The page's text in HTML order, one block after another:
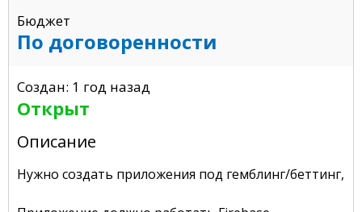
Бюджет
По договоренности
Создан: 1 год назад
Открыт
Описание
Нужно создать приложения под гемблинг/беттинг,